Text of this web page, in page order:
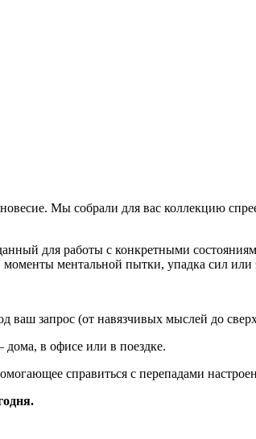
Мы собрали для вас коллекцию
для работы с конкретными
ментальной пытки, упадка сил или
запрос (от навязчивых мыслей до
в офисе или в поездке.
справиться с перепадами